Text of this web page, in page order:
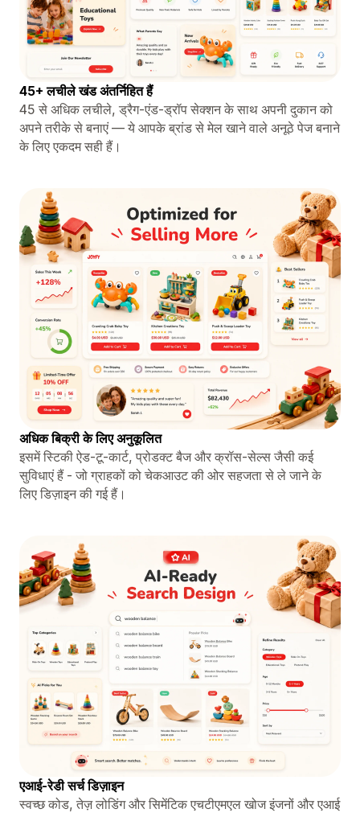
45+ लचीले खंड अंतर्निहित हैं
45 से अधिक लचीले, ड्रैग-एंड-ड्रॉप सेक्शन के साथ अपनी दुकान को
अपने तरीके से बनाएं — ये आपके ब्रांड से मेल खाने वाले अनूठे पेज बनाने
के लिए एकदम सही हैं।
अधिक बिक्री के लिए अनुकूलित
इसमें स्टिकी ऐड-टू-कार्ट, प्रोडक्ट बैज और क्रॉस-सेल्स जैसी कई
सुविधाएं हैं - जो ग्राहकों को चेकआउट की ओर सहजता से ले जाने के
लिए डिज़ाइन की गई हैं।
एआई-रेडी सर्च डिज़ाइन
स्वच्छ कोड, तेज़ लोडिंग और सिमेंटिक एचटीएमएल खोज इंजनों और एआई